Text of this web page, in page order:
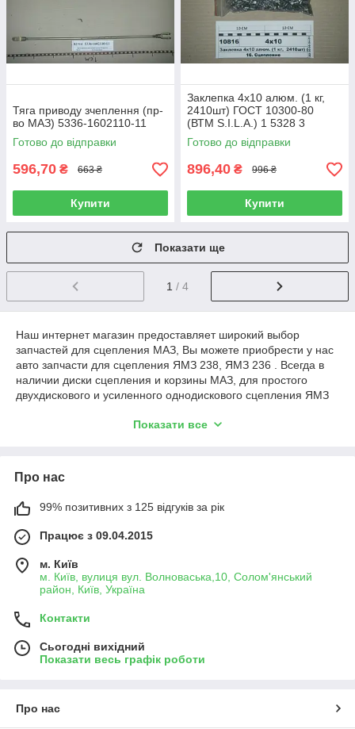
Тяга приводу зчеплення (пр-
во МАЗ) 5336-1602110-11
Готово до відправки
596,70 ₴ 663 ₴
Купити
Заклепка 4х10 алюм. (1 кг,
2410шт) ГОСТ 10300-80
(ВТМ S.I.L.A.) 1 5328 3
Готово до відправки
896,40 ₴ 996 ₴
Купити
Показати ще
1 / 4
Наш интернет магазин предоставляет широкий выбор
запчастей для сцепления МАЗ, Вы можете приобрести у нас
авто запчасти для сцепления ЯМЗ 238, ЯМЗ 236 . Всегда в
наличии диски сцепления и корзины МАЗ, для простого
двухдискового и усиленного однодискового сцепления ЯМЗ
Ярославском заводе "Автодизель" и Тутаевском Моторном
производителя Вы можете унать в нашей компании позвонив
по контактным телефонам или отправив нам заказ, через
форму запроса с нашего сайта . Наши менеджеры дадут
подробнейший ответ о сроках поставки и наличию Вашего
заказа .
Показати все
Про нас
99% позитивних з 125 відгуків за рік
Працює з 09.04.2015
м. Київ
м. Київ, вулиця вул. Волноваська,10, Солом'янський
район, Київ, Україна
Контакти
Сьогодні вихідний
Показати весь графік роботи
Про нас